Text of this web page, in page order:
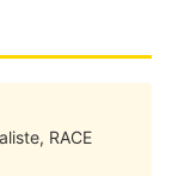
RACE